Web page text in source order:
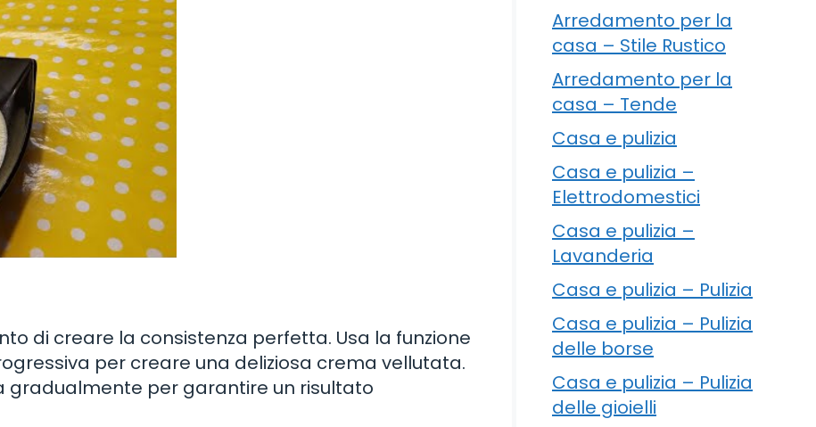
di creare la consistenza perfetta. Usa la funzione
per creare una deliziosa crema vellutata.
gradualmente per garantire un risultato
Arredamento per la
casa – Stile Rustico
Arredamento per la
casa – Tende
Casa e pulizia
Casa e pulizia –
Elettrodomestici
Casa e pulizia –
Lavanderia
Casa e pulizia – Pulizia
Casa e pulizia – Pulizia
delle borse
Casa e pulizia – Pulizia
delle gioielli